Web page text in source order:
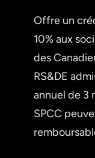
Offre un
10% aux
des
RS&DE
annuel de 3
SPCC